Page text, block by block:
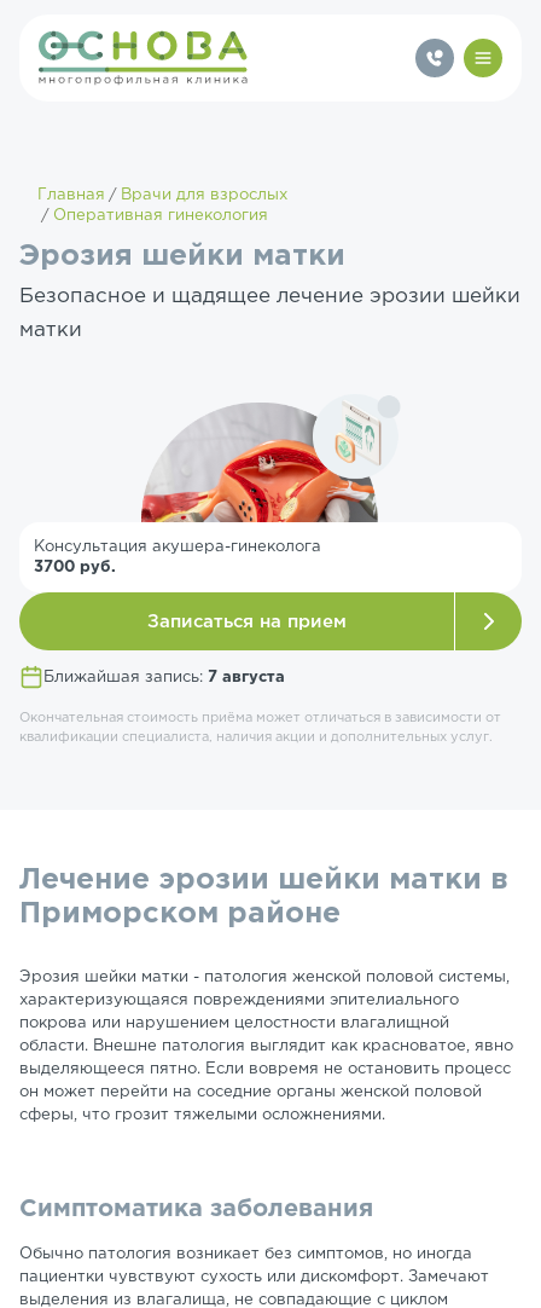
Главная
Врачи для взрослых
Оперативная гинекология
Эрозия шейки матки
Безопасное и щадящее лечение эрозии шейки
матки
Ближайшая запись: 7 августа
Консультация акушера-гинеколога
3700 руб.
Записаться на прием
Окончательная стоимость приёма может отличаться в зависимости от
квалификации специалиста, наличия акции и дополнительных услуг.
Лечение эрозии шейки матки в
Приморском районе
Эрозия шейки матки - патология женской половой системы,
характеризующаяся повреждениями эпителиального
покрова или нарушением целостности влагалищной
области. Внешне патология выглядит как красноватое, явно
выделяющееся пятно. Если вовремя не остановить процесс
он может перейти на соседние органы женской половой
сферы, что грозит тяжелыми осложнениями.
Симптоматика заболевания
Обычно патология возникает без симптомов, но иногда
пациентки чувствуют сухость или дискомфорт. Замечают
выделения из влагалища, не совпадающие с циклом